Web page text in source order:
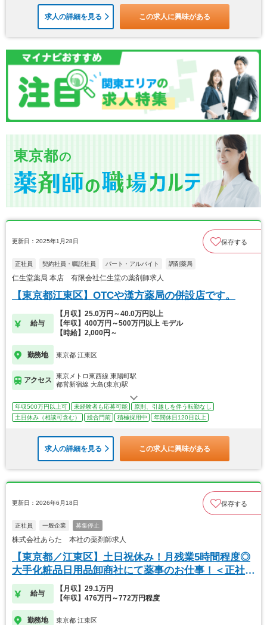
求人の詳細を見る この求人に興味がある
東京都の
更新日：2025年1月28日 保存する
正社員 契約社員・嘱託社員 パート・アルバイト 調剤薬局
仁生堂薬局 本店 有限会社仁生堂の薬剤師求人
【東京都江東区】OTCや漢方薬局の併設店です。
給与
【月収】25.0万円～40.0万円以上
【年収】400万円～500万円以上 モデル
【時給】2,000円～
勤務地 東京都 江東区
アクセス
東京メトロ東西線 東陽町駅
都営新宿線 大島(東京)駅
年収500万円以上可 未経験者も応募可能
原則、引越しを伴う転勤なし
土日休み（相談可含む）
総合門前 積極採用中 年間休日120日以上
求人の詳細を見る この求人に興味がある
更新日：2026年6月18日 保存する
正社員 一般企業 募集停止
株式会社あらた 本社の薬剤師求人
【東京都／江東区】土日祝休み！月残業5時間程度◎
大手化粧品日用品卸商社にて薬事のお仕事！＜正社員
＞
給与
【月収】29.1万円
【年収】476万円～772万円程度
勤務地 東京都 江東区